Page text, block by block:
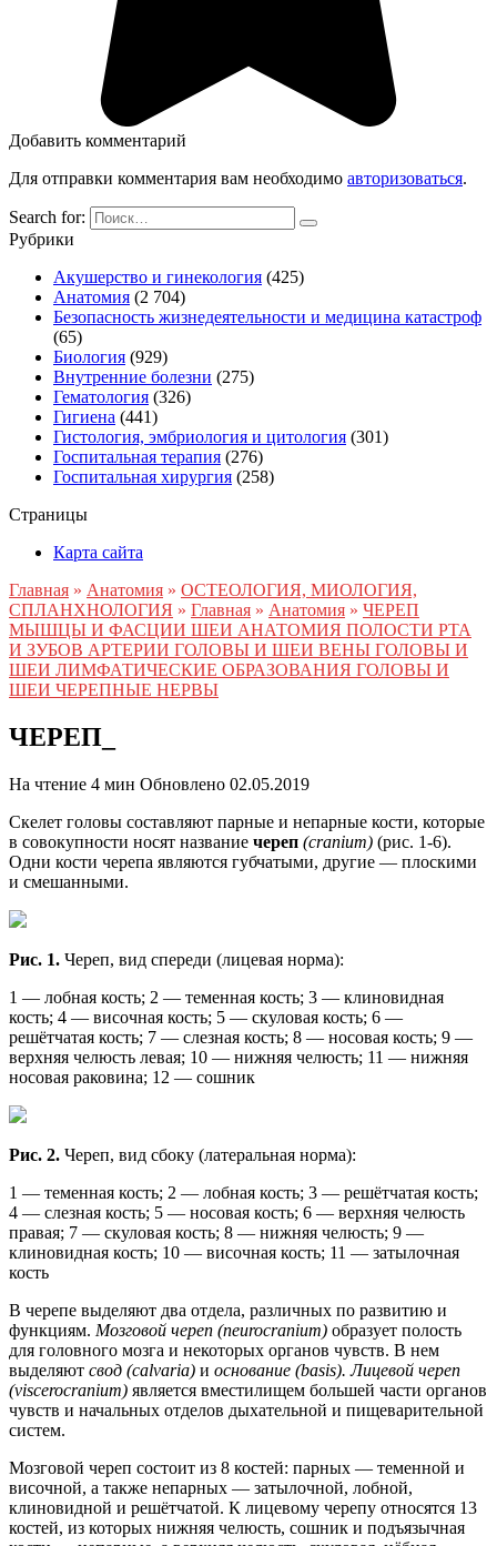
Добавить комментарий
Для отправки комментария вам необходимо авторизоваться.
Search for:
Рубрики
Акушерство и гинекология (425)
Анатомия (2 704)
Безопасность жизнедеятельности и медицина катастроф
(65)
Биология (929)
Внутренние болезни (275)
Гематология (326)
Гигиена (441)
Гистология, эмбриология и цитология (301)
Госпитальная терапия (276)
Госпитальная хирургия (258)
Страницы
Карта сайта
Главная » Анатомия » ОСТЕОЛОГИЯ, МИОЛОГИЯ,
СПЛАНХНОЛОГИЯ » Главная » Анатомия » ЧЕРЕП
МЫШЦЫ И ФАСЦИИ ШЕИ АНАТОМИЯ ПОЛОСТИ РТА
И ЗУБОВ АРТЕРИИ ГОЛОВЫ И ШЕИ ВЕНЫ ГОЛОВЫ И
ШЕИ ЛИМФАТИЧЕСКИЕ ОБРАЗОВАНИЯ ГОЛОВЫ И
ШЕИ ЧЕРЕПНЫЕ НЕРВЫ
ЧЕРЕП_
На чтение 4 мин Обновлено 02.05.2019
Скелет головы составляют парные и непарные кости, которые
в совокупности носят название череп (cranium) (рис. 1-6).
Одни кости черепа являются губчатыми, другие — плоскими
и смешанными.
Рис. 1. Череп, вид спереди (лицевая норма):
1 — лобная кость; 2 — теменная кость; 3 — клиновидная
кость; 4 — височная кость; 5 — скуловая кость; 6 —
решётчатая кость; 7 — слезная кость; 8 — носовая кость; 9 —
верхняя челюсть левая; 10 — нижняя челюсть; 11 — нижняя
носовая раковина; 12 — сошник
Рис. 2. Череп, вид сбоку (латеральная норма):
1 — теменная кость; 2 — лобная кость; 3 — решётчатая кость;
4 — слезная кость; 5 — носовая кость; 6 — верхняя челюсть
правая; 7 — скуловая кость; 8 — нижняя челюсть; 9 —
клиновидная кость; 10 — височная кость; 11 — затылочная
кость
В черепе выделяют два отдела, различных по развитию и
функциям. Мозговой череп (neurocranium) образует полость
для головного мозга и некоторых органов чувств. В нем
выделяют свод (calvaria) и основание (basis). Лицевой череп
(viscerocranium) является вместилищем большей части органов
чувств и начальных отделов дыхательной и пищеварительной
систем.
Мозговой череп состоит из 8 костей: парных — теменной и
височной, а также непарных — затылочной, лобной,
клиновидной и решётчатой. К лицевому черепу относятся 13
костей, из которых нижняя челюсть, сошник и подъязычная